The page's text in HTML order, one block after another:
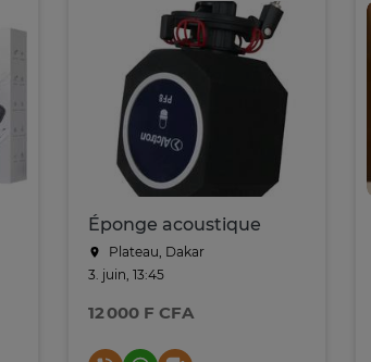
Éponge acoustique
Plateau, Dakar
3. juin, 13:45
12 000 F CFA